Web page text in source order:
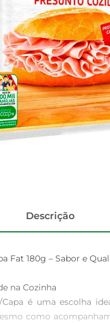
Descrição
Fat 180g – Sabor e
na Cozinha
é uma escolha
como